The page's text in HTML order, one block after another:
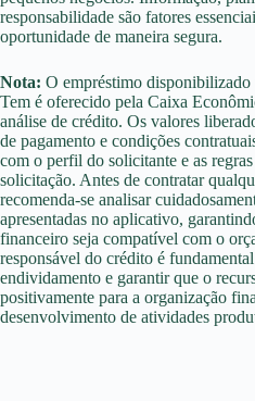
responsabilidade são fatores
oportunidade de maneira segura.
Nota: O empréstimo
Tem é oferecido pela Caixa
análise de crédito. Os valores
de pagamento e condições
com o perfil do solicitante e as
solicitação. Antes de contratar
recomenda-se analisar
apresentadas no aplicativo,
financeiro seja compatível com o
responsável do crédito é
endividamento e garantir que o
positivamente para a organização
desenvolvimento de atividades